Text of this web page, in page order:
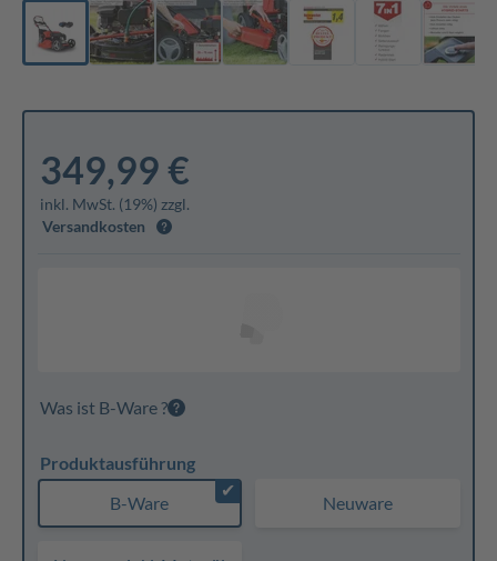
349,99 €
inkl. MwSt. (19%) zzgl.
Versandkosten
Was ist B-Ware ?
Produktausführung
✔
B-Ware Neuware